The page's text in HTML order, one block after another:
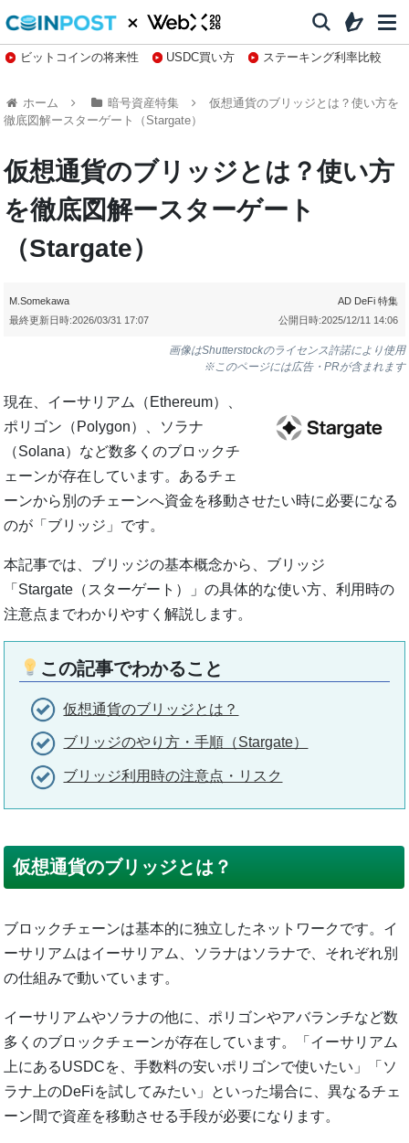
ビットコインの将来性 USDC買い方
ステーキング利率比較
ホーム
暗号資産特集
仮想通貨のブリッジとは？使い方を
徹底図解ースターゲート（Stargate）
仮想通貨のブリッジとは？使い方
を徹底図解ースターゲート
（Stargate）
M.Somekawa AD DeFi 特集
公開日時:2025/12/11 14:06
最終更新日時:2026/03/31 17:07
画像はShutterstockのライセンス許諾により使用
※このページには広告・PRが含まれます
現在、イーサリアム（Ethereum）、
ポリゴン（Polygon）、ソラナ
（Solana）など数多くのブロックチ
ェーンが存在しています。あるチェ
ーンから別のチェーンへ資金を移動させたい時に必要になる
のが「ブリッジ」です。
本記事では、ブリッジの基本概念から、ブリッジ
「Stargate（スターゲート）」の具体的な使い方、利用時の
注意点までわかりやすく解説します。
この記事でわかること
仮想通貨のブリッジとは？
ブリッジのやり方・手順（Stargate）
ブリッジ利用時の注意点・リスク
仮想通貨のブリッジとは？
ブロックチェーンは基本的に独立したネットワークです。イ
ーサリアムはイーサリアム、ソラナはソラナで、それぞれ別
の仕組みで動いています。
イーサリアムやソラナの他に、ポリゴンやアバランチなど数
多くのブロックチェーンが存在しています。「イーサリアム
上にあるUSDCを、手数料の安いポリゴンで使いたい」「ソ
ラナ上のDeFiを試してみたい」といった場合に、異なるチェ
ーン間で資産を移動させる手段が必要になります。